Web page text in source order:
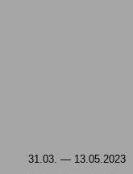
31.03. — 13.05.2023